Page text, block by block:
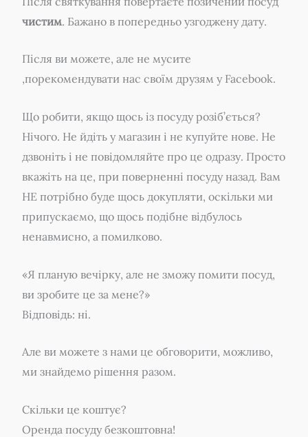
чистим. Бажано в попередньо узгоджену дату.
Після ви можете, але не мусите
,порекомендувати нас своїм друзям у Facebook.
Що робити, якщо щось із посуду розіб’ється?
Нічого. Не йдіть у магазин і не купуйте нове. Не
дзвоніть і не повідомляйте про це одразу. Просто
вкажіть на це, при поверненні посуду назад. Вам
НЕ потрібно буде щось докупляти, оскільки ми
припускаємо, що щось подібне відбулось
ненавмисно, а помилково.
«Я планую вечірку, але не зможу помити посуд,
ви зробите це за мене?»
Відповідь: ні.
Але ви можете з нами це обговорити, можливо,
ми знайдемо рішення разом.
Скільки це коштує?
Оренда посуду безкоштовна!